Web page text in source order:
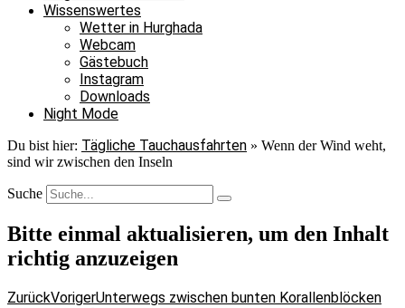
Wissenswertes
Wetter in Hurghada
Webcam
Gästebuch
Instagram
Downloads
Night Mode
Du bist hier: Tägliche Tauchausfahrten » Wenn der Wind weht,
sind wir zwischen den Inseln
Suche
Bitte einmal aktualisieren, um den Inhalt
richtig anzuzeigen
ZurückVorigerUnterwegs zwischen bunten Korallenblöcken